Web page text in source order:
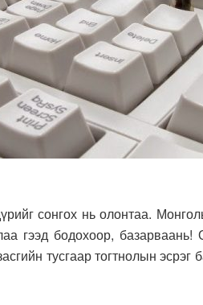
сонгох нь олонтаа.
гээд бодохоор,
тусгаар тогтнолын